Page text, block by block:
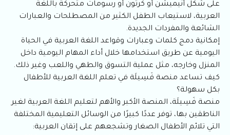
على شكل أنيميشن أو كرتون أو رسومات متحركة باللغة
العربية، لاستيعاب الطفل الكثير من المصطلحات والعبارات
الشائعة والمفردات الجديدة.
إمكانية دمج كلمات وعبارات وقواعد اللغة العربية في الحياة
اليومية عن طريق استخدامها خلال أداء المهام اليومية داخل
المنزل وخارجه، مثل عملية التسوق والطهي واللعب وغير ذلك.
كيف تساعد منصة فَسِيلَة في تعلم اللغة العربية للأطفال
بكل سهولة؟
منصة فَسِيلَة، المنصة الأكبر والأهم لتعليم اللغة العربية لغير
الناطقين بها، توفر عددًا كبيرًا من الوسائل التعليمية المختلفة
التي تلائم الأطفال الصغار وتشجعهم على إتقان العربية: